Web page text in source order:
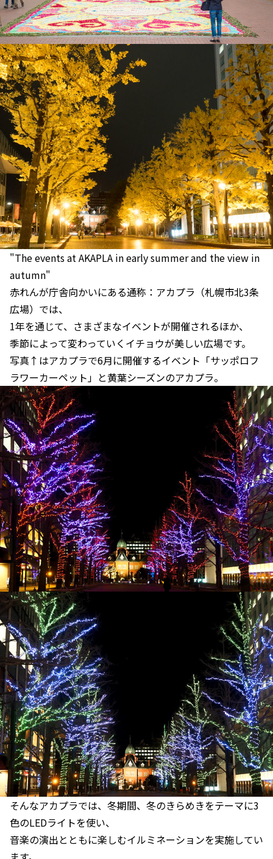
"The events at AKAPLA in early summer and the view in
autumn"
赤れんが庁舎向かいにある通称：アカプラ（札幌市北3条
広場）では、
1年を通じて、さまざまなイベントが開催されるほか、
季節によって変わっていくイチョウが美しい広場です。
写真↑はアカプラで6月に開催するイベント「サッポロフ
ラワーカーペット」と黄葉シーズンのアカプラ。
そんなアカプラでは、冬期間、冬のきらめきをテーマに3
色のLEDライトを使い、
音楽の演出とともに楽しむイルミネーションを実施してい